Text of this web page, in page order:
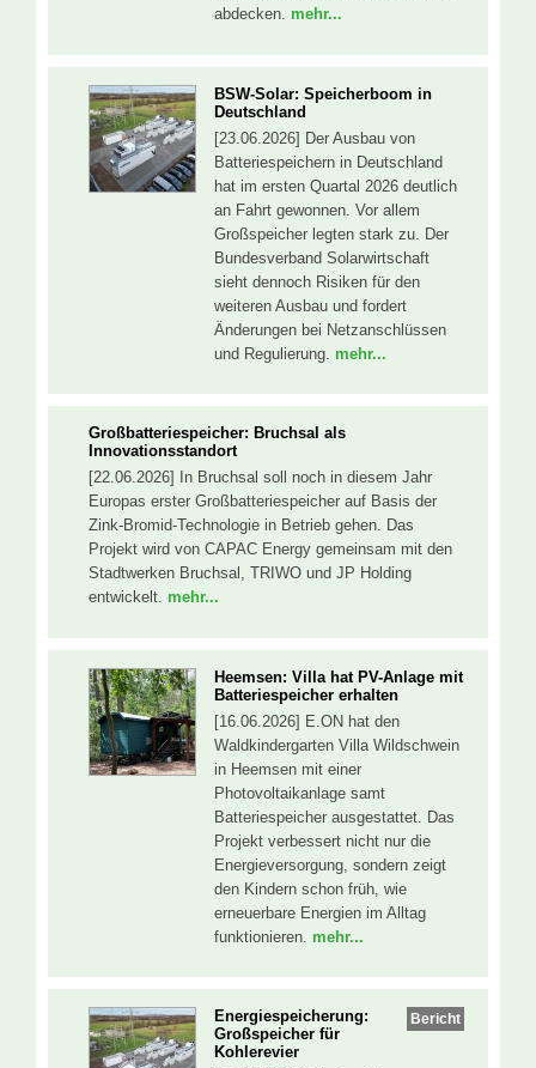
abdecken. mehr...
BSW-Solar: Speicherboom in
Deutschland
[23.06.2026] Der Ausbau von
Batteriespeichern in Deutschland
hat im ersten Quartal 2026 deutlich
an Fahrt gewonnen. Vor allem
Großspeicher legten stark zu. Der
Bundesverband Solarwirtschaft
sieht dennoch Risiken für den
weiteren Ausbau und fordert
Änderungen bei Netzanschlüssen
und Regulierung. mehr...
Großbatteriespeicher: Bruchsal als
Innovationsstandort
[22.06.2026] In Bruchsal soll noch in diesem Jahr
Europas erster Großbatteriespeicher auf Basis der
Zink-Bromid-Technologie in Betrieb gehen. Das
Projekt wird von CAPAC Energy gemeinsam mit den
Stadtwerken Bruchsal, TRIWO und JP Holding
entwickelt. mehr...
Heemsen: Villa hat PV-Anlage mit
Batteriespeicher erhalten
[16.06.2026] E.ON hat den
Waldkindergarten Villa Wildschwein
in Heemsen mit einer
Photovoltaikanlage samt
Batteriespeicher ausgestattet. Das
Projekt verbessert nicht nur die
Energieversorgung, sondern zeigt
den Kindern schon früh, wie
erneuerbare Energien im Alltag
funktionieren. mehr...
Bericht
Energiespeicherung:
Großspeicher für
Kohlerevier